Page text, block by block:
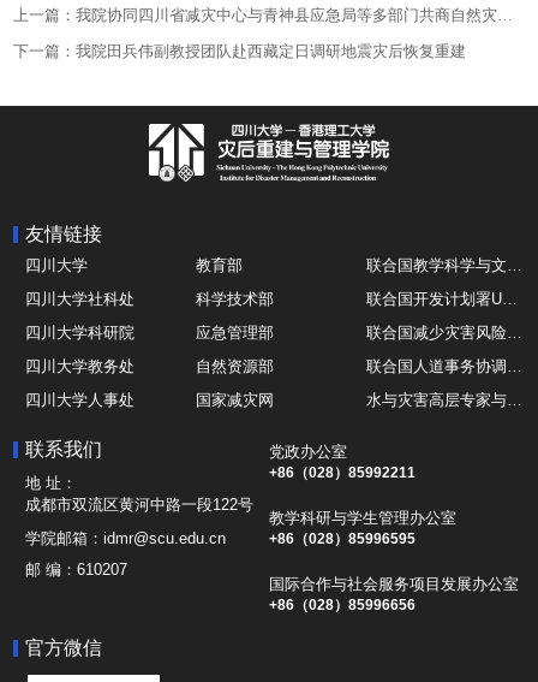
上一篇：我院协同四川省减灾中心与青神县应急局等多部门共商自然灾害综合风险评估试点验证工作
下一篇：我院田兵伟副教授团队赴西藏定日调研地震灾后恢复重建
友情链接
四川大学 教育部
四川大学社科处
科学技术部
联合国开发计划署UNDP
四川大学科研院
应急管理部
联合国减少灾害风险办公室UNDRR
四川大学教务处
自然资源部
四川大学人事处
国家减灾网
水与灾害高层专家与领导组 HELP
地震与火山研究室
联系我们
地 址：
成都市双流区黄河中路一段122号
学院邮箱：idmr@scu.edu.cn
邮 编：610207
党政办公室
+86（028）85992211
教学科研与学生管理办公室
+86（028）85996595
国际合作与社会服务项目发展办公室
+86（028）85996656
官方微信